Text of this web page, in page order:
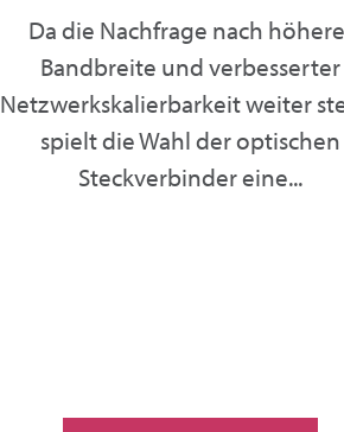
Da die Nachfrage nach
Bandbreite und verbesserter
Netzwerkskalierbarkeit weiter
spielt die Wahl der optischen
Steckverbinder eine...